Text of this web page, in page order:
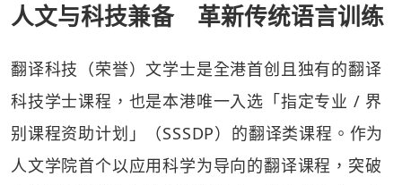
人文与科技兼备 革新传统语言训练
翻译科技（荣誉）文学士是全港首创且独有的翻译
科技学士课程，也是本港唯一入选「指定专业 / 界
别课程资助计划」（SSSDP）的翻译类课程。作为
人文学院首个以应用科学为导向的翻译课程，突破